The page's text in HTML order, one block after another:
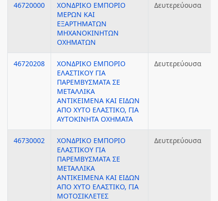
46720000
ΧΟΝΔΡΙΚΟ ΕΜΠΟΡΙΟ
ΜΕΡΩΝ ΚΑΙ
ΕΞΑΡΤΗΜΑΤΩΝ
ΜΗΧΑΝΟΚΙΝΗΤΩΝ
ΟΧΗΜΑΤΩΝ
Δευτερεύουσα
46720208
ΧΟΝΔΡΙΚΟ ΕΜΠΟΡΙΟ
ΕΛΑΣΤΙΚΟΥ ΓΙΑ
ΠΑΡΕΜΒΥΣΜΑΤΑ ΣΕ
ΜΕΤΑΛΛΙΚΑ
ΑΝΤΙΚΕΙΜΕΝΑ ΚΑΙ ΕΙΔΩΝ
ΑΠΟ ΧΥΤΟ ΕΛΑΣΤΙΚΟ, ΓΙΑ
ΑΥΤΟΚΙΝΗΤΑ ΟΧΗΜΑΤΑ
Δευτερεύουσα
46730002
ΧΟΝΔΡΙΚΟ ΕΜΠΟΡΙΟ
ΕΛΑΣΤΙΚΟΥ ΓΙΑ
ΠΑΡΕΜΒΥΣΜΑΤΑ ΣΕ
ΜΕΤΑΛΛΙΚΑ
ΑΝΤΙΚΕΙΜΕΝΑ ΚΑΙ ΕΙΔΩΝ
ΑΠΟ ΧΥΤΟ ΕΛΑΣΤΙΚΟ, ΓΙΑ
ΜΟΤΟΣΙΚΛΕΤΕΣ
Δευτερεύουσα